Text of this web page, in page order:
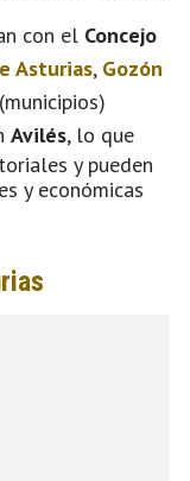
con el Concejo
Asturias, Gozón
Avilés, lo que
y pueden
y económicas